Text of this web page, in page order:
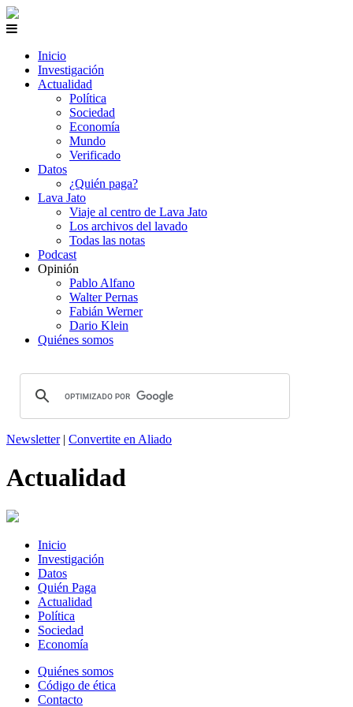
Inicio
Investigación
Actualidad
Política
Sociedad
Economía
Mundo
Verificado
Datos
¿Quién paga?
Lava Jato
Viaje al centro de Lava Jato
Los archivos del lavado
Todas las notas
Podcast
Opinión
Pablo Alfano
Walter Pernas
Fabián Werner
Dario Klein
Quiénes somos
Newsletter| Convertite en Aliado
Actualidad
Inicio
Investigación
Datos
Quién Paga
Actualidad
Política
Sociedad
Economía
Quiénes somos
Código de ética
Contacto